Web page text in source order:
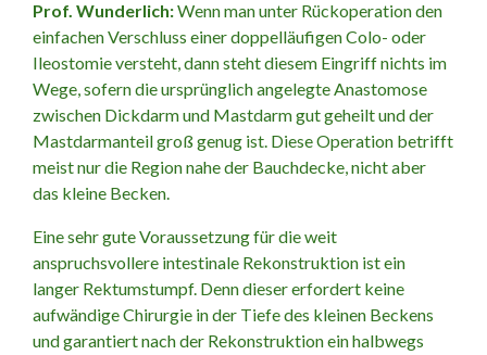
Prof. Wunderlich:Wenn man unter Rückoperation den
einfachen Verschluss einer doppelläufigen Colo- oder
Ileostomie versteht, dann steht diesem Eingriff nichts im
Wege, sofern die ursprünglich angelegte Anastomose
zwischen Dickdarm und Mastdarm gut geheilt und der
Mastdarmanteil groß genug ist. Diese Operation betrifft
meist nur die Region nahe der Bauchdecke, nicht aber
das kleine Becken.
Eine sehr gute Voraussetzung für die weit
anspruchsvollere intestinale Rekonstruktion ist ein
langer Rektumstumpf. Denn dieser erfordert keine
aufwändige Chirurgie in der Tiefe des kleinen Beckens
und garantiert nach der Rekonstruktion ein halbwegs